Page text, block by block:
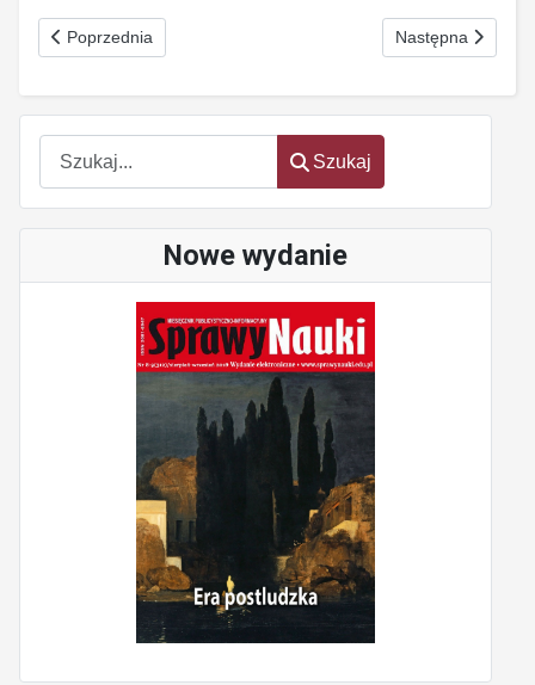
Szukaj
Szukaj
Nowe wydanie
Poprzednia strona: Idź i patrz
Poprzednia Następna strona:
Następna